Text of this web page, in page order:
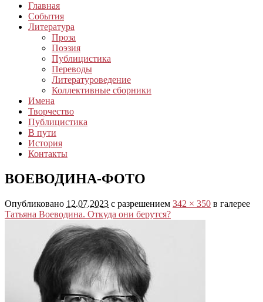
Главная
События
Литература
Проза
Поэзия
Публицистика
Переводы
Литературоведение
Коллективные сборники
Имена
Творчество
Публицистика
В пути
История
Контакты
ВОЕВОДИНА-ФОТО
Опубликовано 12.07.2023 с разрешением 342 × 350 в галерее
Татьяна Воеводина. Откуда они берутся?